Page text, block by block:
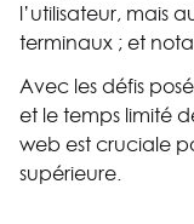
l’utilisateur, mais
terminaux ; et
Avec les défis
et le temps limité
web est cruciale
supérieure.